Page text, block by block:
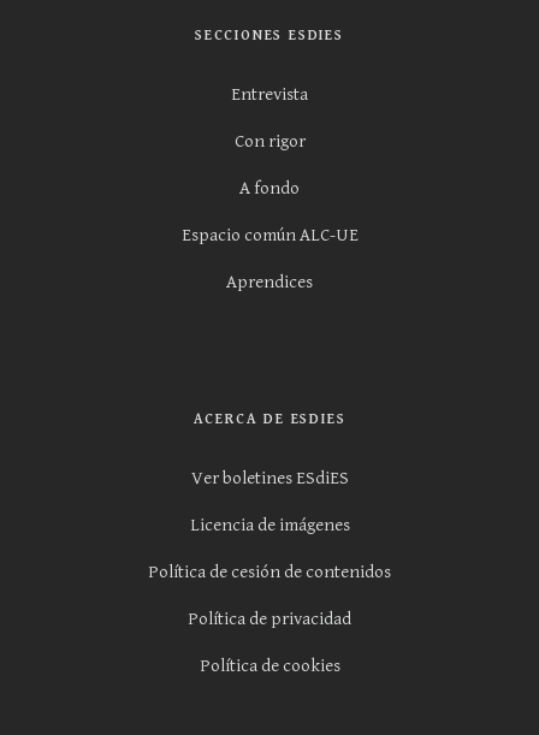
SECCIONES ESDIES
Entrevista
Con rigor
A fondo
Espacio común ALC-UE
Aprendices
ACERCA DE ESDIES
Ver boletines ESdiES
Licencia de imágenes
Política de cesión de contenidos
Política de privacidad
Política de cookies